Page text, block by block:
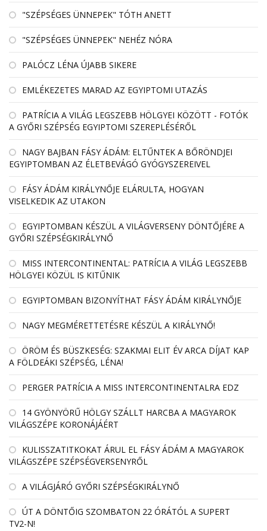
"SZÉPSÉGES ÜNNEPEK" TÓTH ANETT
"SZÉPSÉGES ÜNNEPEK" NEHÉZ NÓRA
PALÓCZ LÉNA ÚJABB SIKERE
EMLÉKEZETES MARAD AZ EGYIPTOMI UTAZÁS
PATRÍCIA A VILÁG LEGSZEBB HÖLGYEI KÖZÖTT - FOTÓK
A GYŐRI SZÉPSÉG EGYIPTOMI SZEREPLÉSÉRŐL
NAGY BAJBAN FÁSY ÁDÁM: ELTŰNTEK A BŐRÖNDJEI
EGYIPTOMBAN AZ ÉLETBEVÁGÓ GYÓGYSZEREIVEL
FÁSY ÁDÁM KIRÁLYNŐJE ELÁRULTA, HOGYAN
VISELKEDIK AZ UTAKON
EGYIPTOMBAN KÉSZÜL A VILÁGVERSENY DÖNTŐJÉRE A
GYŐRI SZÉPSÉGKIRÁLYNŐ
MISS INTERCONTINENTAL: PATRÍCIA A VILÁG LEGSZEBB
HÖLGYEI KÖZÜL IS KITŰNIK
EGYIPTOMBAN BIZONYÍTHAT FÁSY ÁDÁM KIRÁLYNŐJE
NAGY MEGMÉRETTETÉSRE KÉSZÜL A KIRÁLYNŐ!
ÖRÖM ÉS BÜSZKESÉG: SZAKMAI ELIT ÉV ARCA DÍJAT KAP
A FÖLDEÁKI SZÉPSÉG, LÉNA!
PERGER PATRÍCIA A MISS INTERCONTINENTALRA EDZ
14 GYÖNYÖRŰ HÖLGY SZÁLLT HARCBA A MAGYAROK
VILÁGSZÉPE KORONÁJÁÉRT
KULISSZATITKOKAT ÁRUL EL FÁSY ÁDÁM A MAGYAROK
VILÁGSZÉPE SZÉPSÉGVERSENYRŐL
A VILÁGJÁRÓ GYŐRI SZÉPSÉGKIRÁLYNŐ
ÚT A DÖNTŐIG SZOMBATON 22 ÓRÁTÓL A SUPERT
TV2-N!